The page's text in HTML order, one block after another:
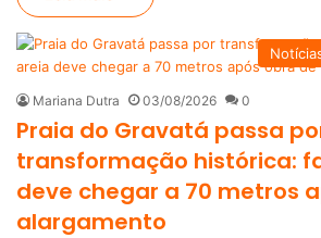
Mariana Dutra 03/08/2026 0
Praia do Gravatá passa
transformação histórica:
deve chegar a 70 metros
alargamento